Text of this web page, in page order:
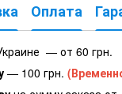
Оплата
— от 60 грн.
— 100 грн.